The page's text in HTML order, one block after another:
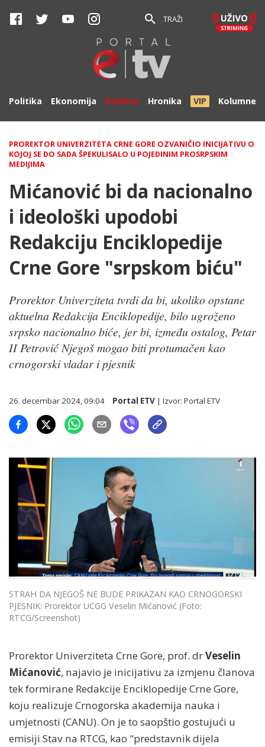
TRAŽI
Politika Ekonomija Društvo Hronika VIP Kolumne
PROREKTOR UNIVERZITETA CRNE GORE OZVANIČIO INICIJATIVU O
KOJOJ SE DO SADA ŠPEKULISALO U POJEDINIM PROSRPSKIM
MEDIJIMA
Mićanović bi da nacionalno
i ideološki upodobi
Redakciju Enciklopedije
Crne Gore "srpskom biću"
Prorektor Univerziteta tvrdi da bi, ukoliko opstane
aktuelna Redakcija Enciklopedije, bilo ugroženo
srpsko nacionalno biće, jer bi, između ostalog, Petar
II Petrović Njegoš mogao biti protumačen kao
crnogorski vladar i pjesnik
26. decembar 2024, 09:04 Portal ETV | Izvor:Portal ETV
STRAH DA NJEGOŠ NE BUDE PRIKAZAN KAO CRNOGORSKI
PJESNIK: Prorektor UCGG Veselin Mićanović (Foto:
RTCG/Screenshot)
Prorektor Univerziteta Crne Gore, prof. drVeselin
Mićanović, najavio je inicijativu za izmjenu članova
tek formirane Redakcije Enciklopedije Crne Gore,
koju realizuje Crnogorska akademija nauka i
umjetnosti (CANU). On je to saopštio gostujući u
emisiji Stav na RTCG, kao "predstavnik dijela